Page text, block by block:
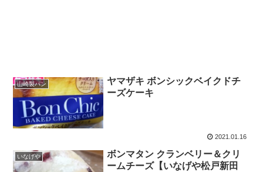
山崎製パン
ヤマザキ ボンシックベイクドチ
ーズケーキ
2021.01.16
いなげや
ボンマタン クランベリー＆クリ
ームチーズ【いなげや松戸新田